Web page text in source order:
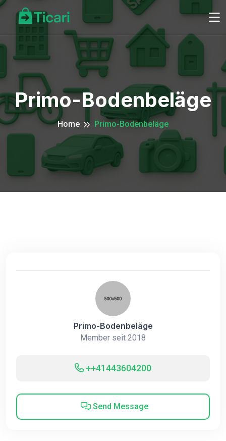
Primo-Bodenbeläge
Home Primo-Bodenbeläge
Primo-Bodenbeläge
Member seit 2018
++41443604200
Send Message